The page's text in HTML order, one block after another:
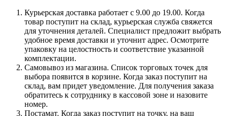
Курьерская доставка работает с 9.00 до 19.00. Когда
товар поступит на склад, курьерская служба свяжется
для уточнения деталей. Специалист предложит выбрать
удобное время доставки и уточнит адрес. Осмотрите
упаковку на целостность и соответствие указанной
комплектации.
Самовывоз из магазина. Список торговых точек для
выбора появится в корзине. Когда заказ поступит на
склад, вам придет уведомление. Для получения заказа
обратитесь к сотруднику в кассовой зоне и назовите
номер.
Постамат. Когда заказ поступит на точку, на ваш